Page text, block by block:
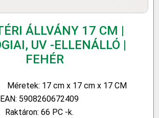
ÁLLVÁNY 17 CM |
UV -ELLENÁLLÓ |
FEHÉR
Méretek: 17 cm x 17 cm x 17 CM
EAN: 5908260672409
Raktáron: 66 PC -k.